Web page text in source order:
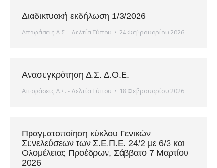
Διαδικτυακή εκδήλωση 1/3/2026
Αποφάσεις Δ.Σ. - Δελτία Τύπου 24 Φεβρουαρίου 2026
Ανασυγκρότηση Δ.Σ. Δ.Ο.Ε.
Αποφάσεις Δ.Σ. - Δελτία Τύπου 18 Φεβρουαρίου 2026
Πραγματοποίηση κύκλου Γενικών
Συνελεύσεων των Σ.Ε.Π.Ε. 24/2 με 6/3 και
Ολομέλειας Προέδρων, Σάββατο 7 Μαρτίου
2026